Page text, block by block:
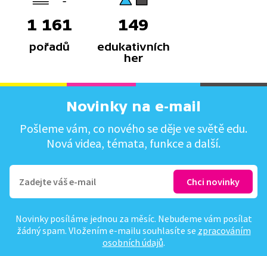
1 161
pořadů
149
edukativních
her
Novinky na e-mail
Pošleme vám, co nového se děje ve světě edu.
Nová videa, témata, funkce a další.
Novinky posíláme jednou za měsíc. Nebudeme vám posílat
žádný spam. Vložením e-mailu souhlasíte se zpracováním
osobních údajů.